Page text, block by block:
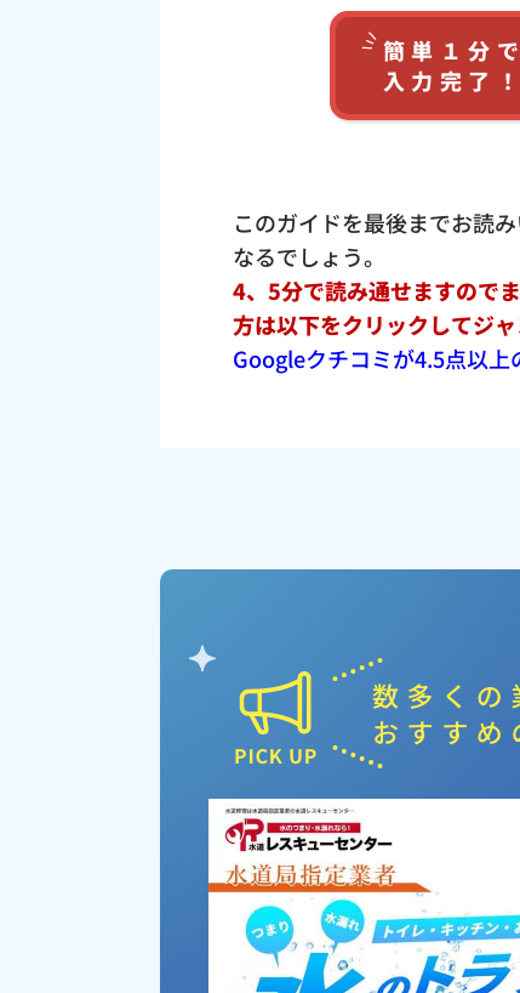
簡単１分で
入力完了！
このガイドを最後までお読
なるでしょう。
4、5分で読み通せますので
方は以下をクリックしてジャ
Googleクチコミが4.5点以
ピックアップ業者